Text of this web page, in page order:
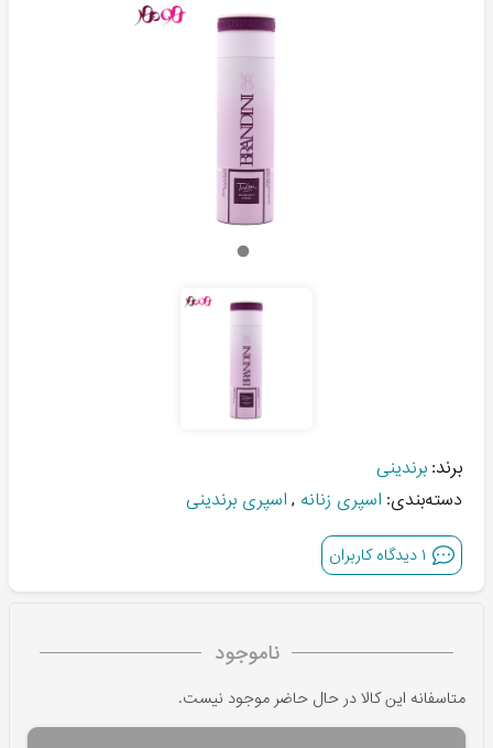
برند: برندینی
دسته‌بندی: اسپری زنانه , اسپری برندینی
۱دیدگاه کاربران
ناموجود
متاسفانه این کالا در حال حاضر موجود نیست.